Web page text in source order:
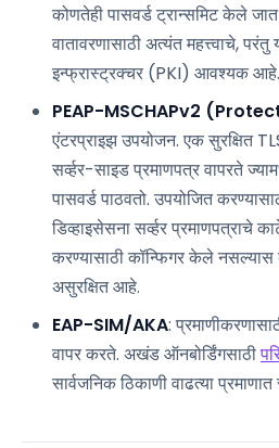
कोणतेही पासवर्ड ट्रान्समिट केले
वातावरणासाठी अत्यंत महत्त्वाचे,
इन्फ्रास्ट्रक्चर (PKI) आवश्यक आहे.
PEAP-MSCHAPv2
एंटरप्राइझ उपयोजन. एक सुरक्षित
सर्व्हर-साइड प्रमाणपत्र वापरते
पासवर्ड पाठवतो. उपयोजित
डिव्हाइसेसना सर्व्हर प्रमाणपत्राचे
करण्यासाठी कॉन्फिगर केले नसल्यास
असुरक्षित आहे.
EAP-SIM/AKA:
वापर करते. अखंड ऑनबोर्डिंगसाठी
सार्वजनिक ठिकाणी वाढत्या